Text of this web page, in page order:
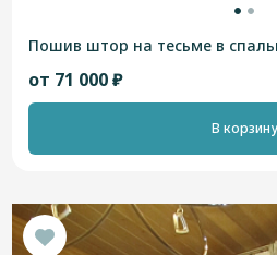
Пошив штор на тесьме в
от 71 000 ₽
В корзину